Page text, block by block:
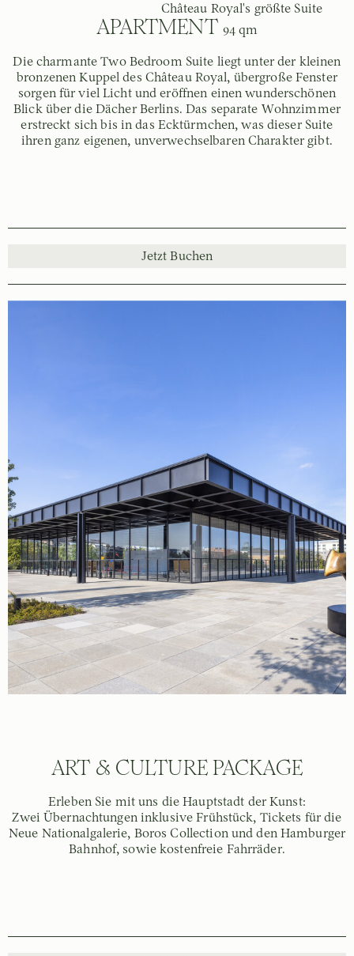
Château Royal's größte Suite
APARTMENT 94 qm
Die charmante Two Bedroom Suite liegt unter der kleinen
bronzenen Kuppel des Château Royal, übergroße Fenster
sorgen für viel Licht und eröffnen einen wunderschönen
Blick über die Dächer Berlins. Das separate Wohnzimmer
erstreckt sich bis in das Ecktürmchen, was dieser Suite
ihren ganz eigenen, unverwechselbaren Charakter gibt.
Jetzt Buchen
ART & CULTURE PACKAGE
Erleben Sie mit uns die Hauptstadt der Kunst:
Zwei Übernachtungen inklusive Frühstück, Tickets für die
Neue Nationalgalerie, Boros Collection und den Hamburger
Bahnhof, sowie kostenfreie Fahrräder.